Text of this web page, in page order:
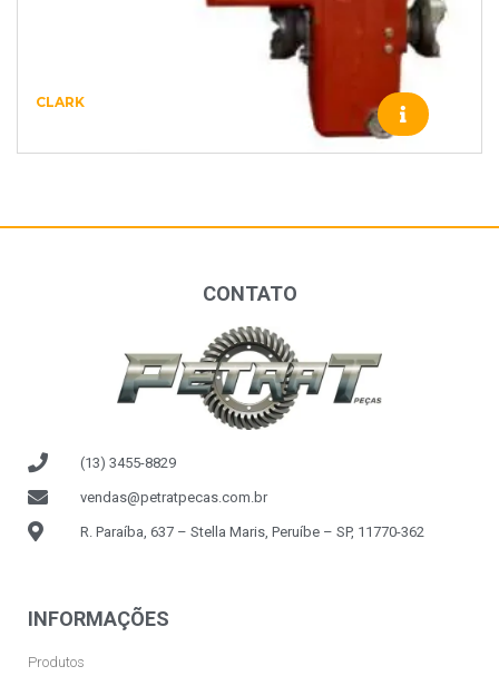
CLARK
CLARK 36000 – CLARK – 2579
CONTATO
(13) 3455-8829
vendas@petratpecas.com.br
R. Paraíba, 637 – Stella Maris, Peruíbe – SP, 11770-362
INFORMAÇÕES
Produtos